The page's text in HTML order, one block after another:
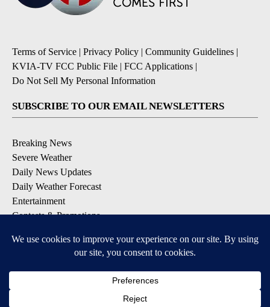
Terms of Service | Privacy Policy | Community Guidelines |
KVIA-TV FCC Public File | FCC Applications |
Do Not Sell My Personal Information
SUBSCRIBE TO OUR EMAIL NEWSLETTERS
Breaking News
Severe Weather
Daily News Updates
Daily Weather Forecast
Entertainment
Contests & Promotions
DOWNLOAD OUR APPS
Available for iOS and Android